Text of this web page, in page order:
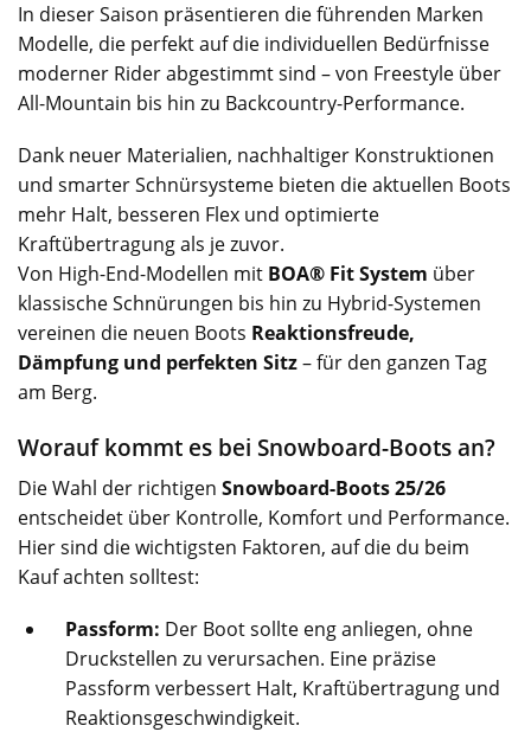
In dieser Saison präsentieren die führenden Marken
Modelle, die perfekt auf die individuellen Bedürfnisse
moderner Rider abgestimmt sind – von Freestyle über
All-Mountain bis hin zu Backcountry-Performance.
Dank neuer Materialien, nachhaltiger Konstruktionen
und smarter Schnürsysteme bieten die aktuellen Boots
mehr Halt, besseren Flex und optimierte
Kraftübertragung als je zuvor.
Von High-End-Modellen mit BOA® Fit System über
klassische Schnürungen bis hin zu Hybrid-Systemen
vereinen die neuen Boots Reaktionsfreude,
Dämpfung und perfekten Sitz– für den ganzen Tag
am Berg.
Worauf kommt es bei Snowboard-Boots an?
Die Wahl der richtigen Snowboard-Boots 25/26
entscheidet über Kontrolle, Komfort und Performance.
Hier sind die wichtigsten Faktoren, auf die du beim
Kauf achten solltest:
Passform: Der Boot sollte eng anliegen, ohne
Druckstellen zu verursachen. Eine präzise
Passform verbessert Halt, Kraftübertragung und
Reaktionsgeschwindigkeit.